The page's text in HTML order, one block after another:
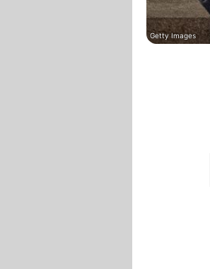
Getty Images